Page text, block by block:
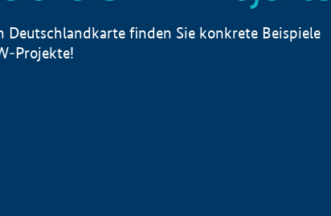
Deutschlandkarte finden Sie konkrete Beispiele
Projekte!